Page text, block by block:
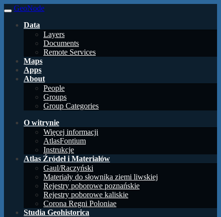
GeoNode
Data
Layers
Documents
Remote Services
Maps
Apps
About
People
Groups
Group Categories
O witrynie
Więcej informacji
AtlasFontium
Instrukcje
Atlas Źródeł i Materiałów
Gaul/Raczyński
Materiały do słownika ziemi liwskiej
Rejestry poborowe poznańskie
Rejestry poborowe kaliskie
Corona Regni Poloniae
Studia Geohistorica